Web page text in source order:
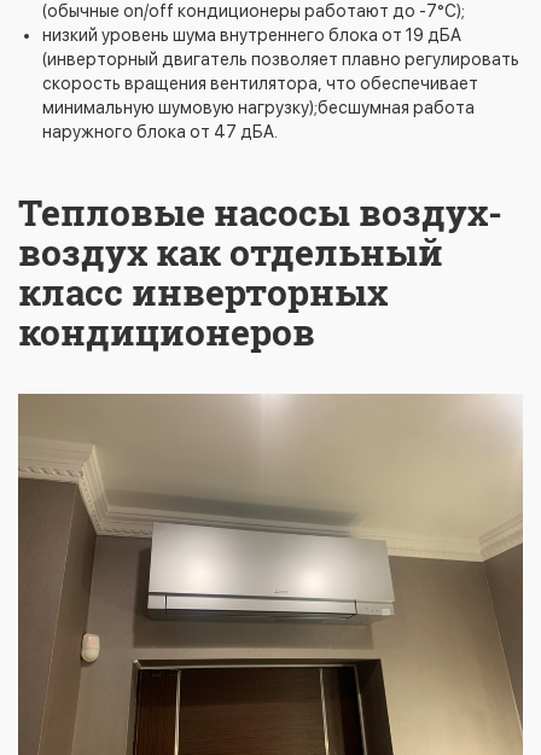
(обычные on/off кондиционеры работают до -7°С);
низкий уровень шума внутреннего блока от 19 дБА
(инверторный двигатель позволяет плавно регулировать
скорость вращения вентилятора, что обеспечивает
минимальную шумовую нагрузку);бесшумная работа
наружного блока от 47 дБА.
Тепловые насосы воздух-
воздух как отдельный
класс инверторных
кондиционеров